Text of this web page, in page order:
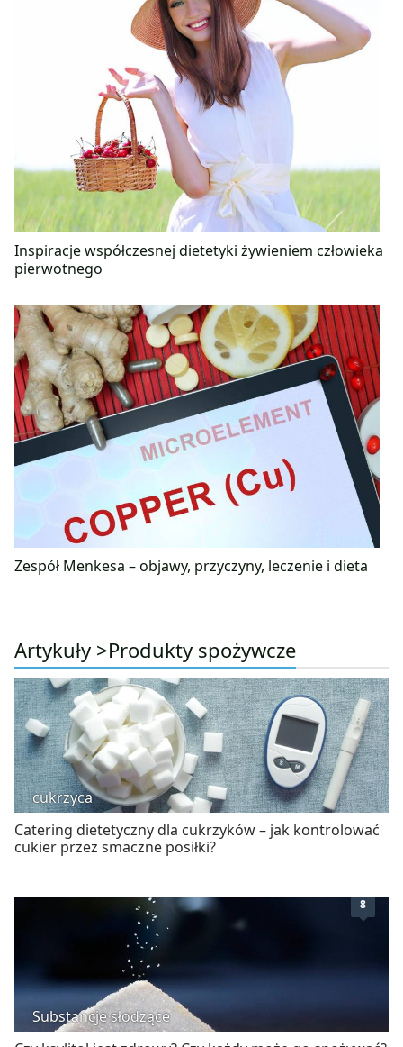
Inspiracje współczesnej dietetyki żywieniem człowieka
pierwotnego
Zespół Menkesa – objawy, przyczyny, leczenie i dieta
Artykuły >Produkty spożywcze
cukrzyca
Catering dietetyczny dla cukrzyków – jak kontrolować
cukier przez smaczne posiłki?
8
Substancje słodzące